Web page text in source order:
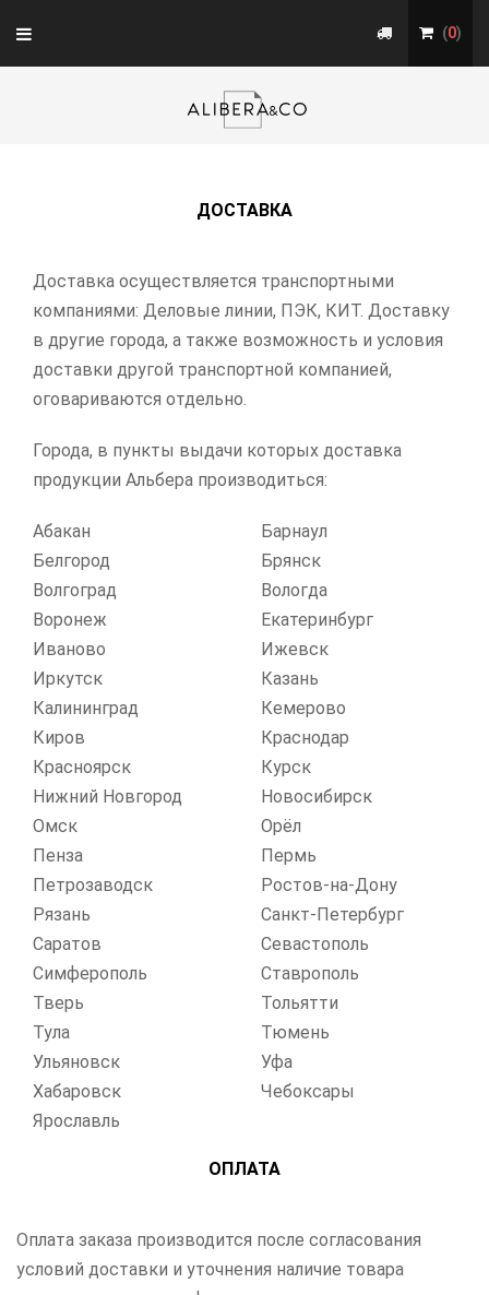
Toggle
navigation
(0)
ДОСТАВКА
Доставка осуществляется транспортными
компаниями: Деловые линии, ПЭК, КИТ. Доставку
в другие города, а также возможность и условия
доставки другой транспортной компанией,
оговариваются отдельно.
Города, в пункты выдачи которых доставка
продукции Альбера производиться:
Абакан
Барнаул
Белгород
Брянск
Волгоград
Вологда
Воронеж
Екатеринбург
Иваново
Ижевск
Иркутск
Казань
Калининград
Кемерово
Киров
Краснодар
Красноярск
Курск
Нижний Новгород
Новосибирск
Омск
Орёл
Пенза
Пермь
Петрозаводск
Ростов-на-Дону
Рязань
Санкт-Петербург
Саратов
Севастополь
Симферополь
Ставрополь
Тверь
Тольятти
Тула
Тюмень
Ульяновск
Уфа
Хабаровск
Чебоксары
Ярославль
ОПЛАТА
Оплата заказа производится после согласования
условий доставки и уточнения наличие товара